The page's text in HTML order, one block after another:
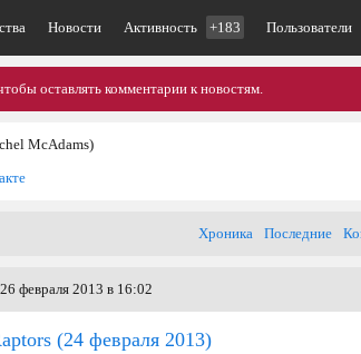
Новости Активность +183 Пользователи
оставлять комментарии к новостям.
McAdams)
Хроника Последние
февраля 2013 в 16:02
(24 февраля 2013)